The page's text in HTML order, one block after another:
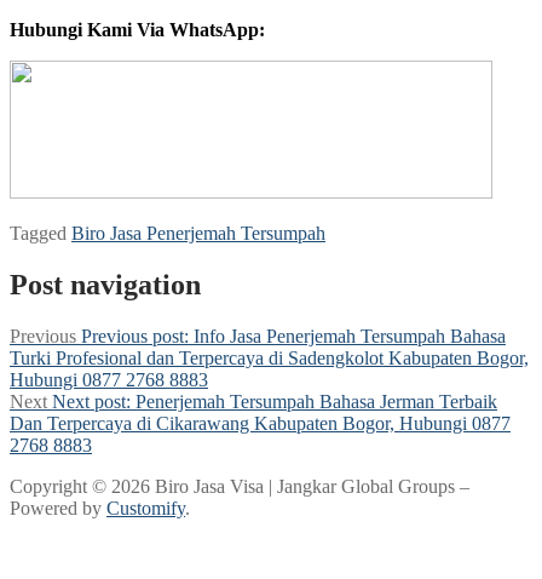
Hubungi Kami Via WhatsApp:
Tagged Biro Jasa Penerjemah Tersumpah
Post navigation
Previous Previous post: Info Jasa Penerjemah Tersumpah Bahasa
Turki Profesional dan Terpercaya di Sadengkolot Kabupaten Bogor,
Hubungi 0877 2768 8883
Next Next post: Penerjemah Tersumpah Bahasa Jerman Terbaik
Dan Terpercaya di Cikarawang Kabupaten Bogor, Hubungi 0877
2768 8883
Copyright © 2026 Biro Jasa Visa | Jangkar Global Groups –
Powered by Customify.